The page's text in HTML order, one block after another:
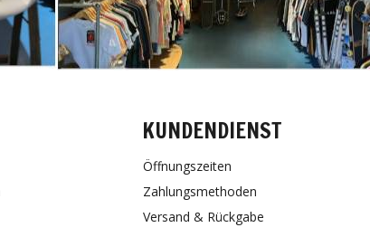
KUNDENDIENST
Öffnungszeiten
Zahlungsmethoden
Versand & Rückgabe